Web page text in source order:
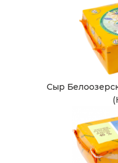
Сыр